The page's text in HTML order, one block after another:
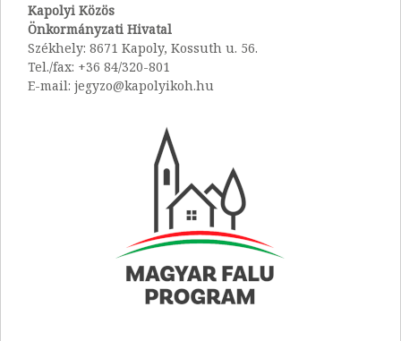
Kapolyi Közös
Önkormányzati Hivatal
Székhely: 8671 Kapoly, Kossuth u. 56.
Tel./fax: +36 84/320-801
E-mail: jegyzo@kapolyikoh.hu